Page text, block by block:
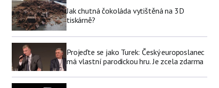
Jak chutná čokoláda vytištěná na 3D
tiskárně?
Projeďte se jako Turek: Český europoslanec
má vlastní parodickou hru. Je zcela zdarma